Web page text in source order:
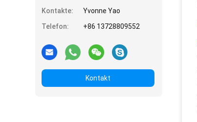
Kontakte:
Yvonne Yao
Telefon:
+86 13728809552
Kontakt